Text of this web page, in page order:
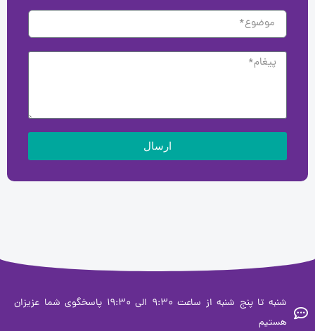
شنبه تا پنج شنبه از ساعت 9:30 الی 19:30 پاسخگوی شما عزیزان